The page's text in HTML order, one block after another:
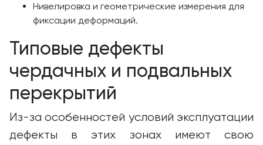
Нивелировка и геометрические измерения для
фиксации деформаций.
Типовые дефекты
чердачных и подвальных
перекрытий
Из-за особенностей условий эксплуатации
дефекты в этих зонах имеют свою